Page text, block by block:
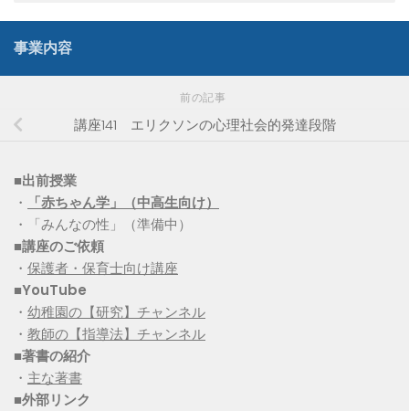
事業内容
前の記事
講座141 エリクソンの心理社会的発達段階
■出前授業
・
「赤ちゃん学」（中高生向け）
・「みんなの性」（準備中）
■講座のご依頼
・ 保護者・保育士向け講座
■YouTube
・ 幼稚園の【研究】チャンネル
・ 教師の【指導法】チャンネル
■著書の紹介
・ 主な著書
■外部リンク